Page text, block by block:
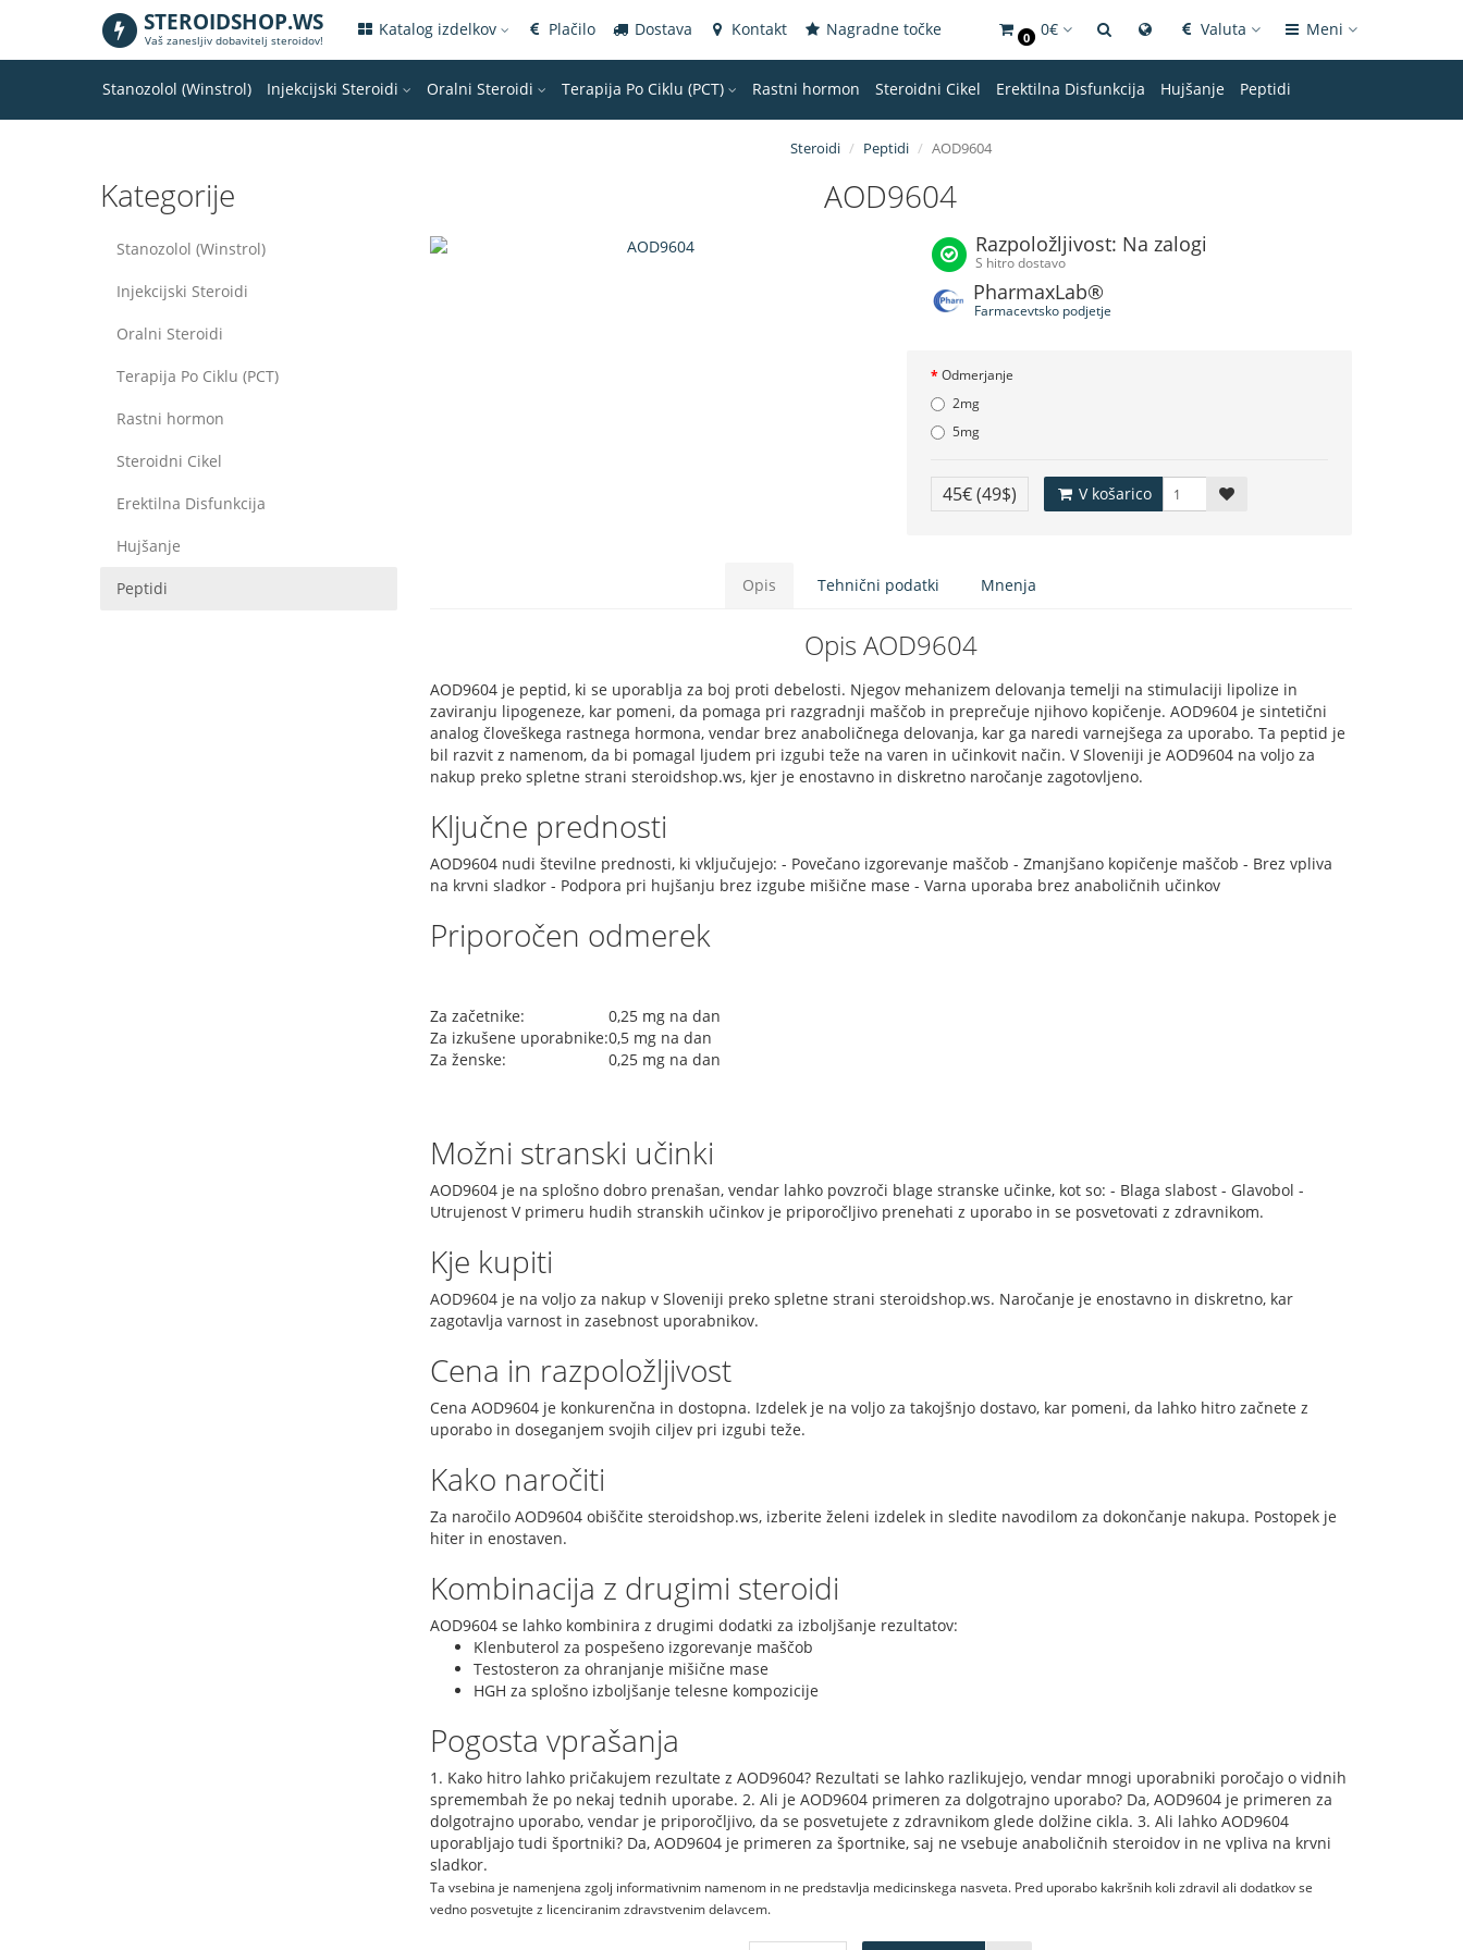
STEROIDSHOP.WS
Vaš zanesljiv dobavitelj steroidov!
Katalog izdelkov Plačilo Dostava Kontakt Nagradne točke 0 0€ Valuta Meni
Stanozolol (Winstrol) Injekcijski Steroidi Oralni Steroidi Terapija Po Ciklu (PCT) Rastni hormon Steroidni Cikel Erektilna Disfunkcija Hujšanje Peptidi
Kategorije
Stanozolol (Winstrol)
Injekcijski Steroidi
Oralni Steroidi
Terapija Po Ciklu (PCT)
Rastni hormon
Steroidni Cikel
Erektilna Disfunkcija
Hujšanje
Peptidi
Steroidi Peptidi AOD9604
AOD9604
Razpoložljivost: Na zalogi
S hitro dostavo
PharmaxLab®
Farmacevtsko podjetje
Odmerjanje
2mg
5mg
45€(49$) V košarico
Opis Tehnični podatki Mnenja
Opis AOD9604
AOD9604 je peptid, ki se uporablja za boj proti debelosti. Njegov mehanizem delovanja temelji na stimulaciji lipolize in
zaviranju lipogeneze, kar pomeni, da pomaga pri razgradnji maščob in preprečuje njihovo kopičenje. AOD9604 je sintetični
analog človeškega rastnega hormona, vendar brez anaboličnega delovanja, kar ga naredi varnejšega za uporabo. Ta peptid je
bil razvit z namenom, da bi pomagal ljudem pri izgubi teže na varen in učinkovit način. V Sloveniji je AOD9604 na voljo za
nakup preko spletne strani steroidshop.ws, kjer je enostavno in diskretno naročanje zagotovljeno.
Ključne prednosti
AOD9604 nudi številne prednosti, ki vključujejo: - Povečano izgorevanje maščob - Zmanjšano kopičenje maščob - Brez vpliva
na krvni sladkor - Podpora pri hujšanju brez izgube mišične mase - Varna uporaba brez anaboličnih učinkov
Priporočen odmerek
Za začetnike:
0,25 mg na dan
Za izkušene uporabnike:0,5 mg na dan
Za ženske:
0,25 mg na dan
Možni stranski učinki
AOD9604 je na splošno dobro prenašan, vendar lahko povzroči blage stranske učinke, kot so: - Blaga slabost - Glavobol -
Utrujenost V primeru hudih stranskih učinkov je priporočljivo prenehati z uporabo in se posvetovati z zdravnikom.
Kje kupiti
AOD9604 je na voljo za nakup v Sloveniji preko spletne strani steroidshop.ws. Naročanje je enostavno in diskretno, kar
zagotavlja varnost in zasebnost uporabnikov.
Cena in razpoložljivost
Cena AOD9604 je konkurenčna in dostopna. Izdelek je na voljo za takojšnjo dostavo, kar pomeni, da lahko hitro začnete z
uporabo in doseganjem svojih ciljev pri izgubi teže.
Kako naročiti
Za naročilo AOD9604 obiščite steroidshop.ws, izberite želeni izdelek in sledite navodilom za dokončanje nakupa. Postopek je
hiter in enostaven.
Kombinacija z drugimi steroidi
AOD9604 se lahko kombinira z drugimi dodatki za izboljšanje rezultatov:
Klenbuterol za pospešeno izgorevanje maščob
Testosteron za ohranjanje mišične mase
HGH za splošno izboljšanje telesne kompozicije
Pogosta vprašanja
1. Kako hitro lahko pričakujem rezultate z AOD9604? Rezultati se lahko razlikujejo, vendar mnogi uporabniki poročajo o vidnih
spremembah že po nekaj tednih uporabe. 2. Ali je AOD9604 primeren za dolgotrajno uporabo? Da, AOD9604 je primeren za
dolgotrajno uporabo, vendar je priporočljivo, da se posvetujete z zdravnikom glede dolžine cikla. 3. Ali lahko AOD9604
uporabljajo tudi športniki? Da, AOD9604 je primeren za športnike, saj ne vsebuje anaboličnih steroidov in ne vpliva na krvni
sladkor.
Ta vsebina je namenjena zgolj informativnim namenom in ne predstavlja medicinskega nasveta. Pred uporabo kakršnih koli zdravil ali dodatkov se
vedno posvetujte z licenciranim zdravstvenim delavcem.